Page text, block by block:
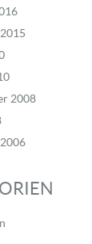
2008